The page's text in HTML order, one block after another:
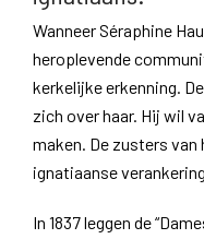
Wanneer Séraphine
heroplevende
kerkelijke erkenning.
zich over haar. Hij wil
maken. De zusters van
ignatiaanse
In 1837 leggen de